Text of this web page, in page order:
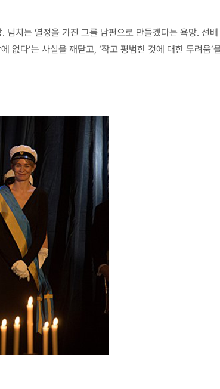
치는 열정을 가진 그를 남편으로 만들겠다는 욕망. 선배
없다’는 사실을 깨닫고, ‘작고 평범한 것에 대한 두려움’